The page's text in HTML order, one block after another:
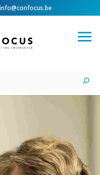
info@confocus.be